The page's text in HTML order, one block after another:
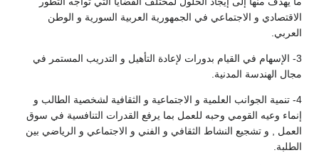
الاقتصادي و الاجتماعي في الجمهورية العربية السورية و الوطن
العربي.
3- الإسهام في القيام بدورات لإعادة التأهيل و التدريب المستمر في
مجال الهندسة المدنية.
4- تنمية الجوانب العلمية و الاجتماعية و الثقافية لشخصية الطالب و
إنماء وعيه القومي وحبه للعمل بما يرفع القدرات التنافسية في سوق
العمل , و تشجيع النشاط الثقافي و الفني و الاجتماعي و الرياضي بين
الطلبة.